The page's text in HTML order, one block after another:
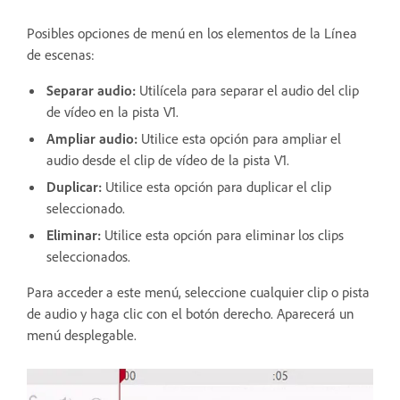
Posibles opciones de menú en los elementos de la Línea
de escenas:
Separar audio: Utilícela para separar el audio del clip
de vídeo en la pista V1.
Ampliar audio: Utilice esta opción para ampliar el
audio desde el clip de vídeo de la pista V1.
Duplicar: Utilice esta opción para duplicar el clip
seleccionado.
Eliminar: Utilice esta opción para eliminar los clips
seleccionados.
Para acceder a este menú, seleccione cualquier clip o pista
de audio y haga clic con el botón derecho. Aparecerá un
menú desplegable.